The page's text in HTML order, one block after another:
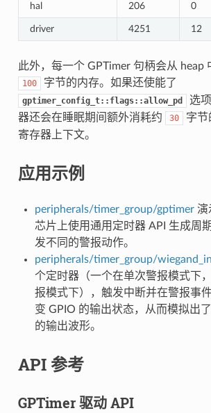
hal 206 0
driver 4251 12
此外，每一个 GPTimer 句柄会从 heap
100 字节的内存。如果还使能了
gptimer_config_t::flags::allow_pd
选
器还会在睡眠期间额外消耗约
30
字节
寄存器上下文。
应用示例
peripherals/timer_group/gptimer演
芯片上使用通用定时器 API 生成周
发不同的警报动作。
peripherals/timer_group/
个定时器（一个在单次警报模式下
报模式下），触发中断并在警报事
变 GPIO 的输出状态，从而模拟出
的输出波形。
API 参考
GPTimer 驱动 API